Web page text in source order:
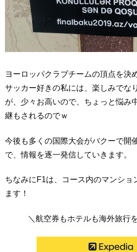
ヨーロッパクラブチームの頂点を決
サッカー好きの私には、楽しみでな
が、少々お高いので、ちょっと悩み
継もされるのでｗ
今後も多くの国際大会がバクーで開
で、情報を逐一発信していきます。
ちなみにF1は、コース内のマンショ
ます！
＼航空券もホテルも海外旅行